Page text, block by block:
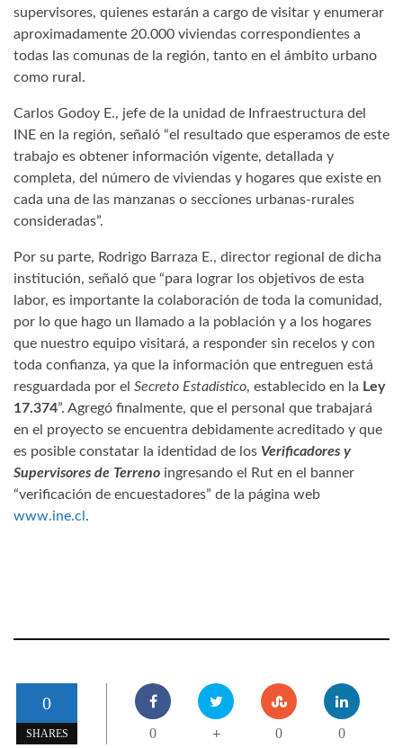
supervisores, quienes estarán a cargo de visitar y enumerar
aproximadamente 20.000 viviendas correspondientes a
todas las comunas de la región, tanto en el ámbito urbano
como rural.
Carlos Godoy E., jefe de la unidad de Infraestructura del
INE en la región, señaló “el resultado que esperamos de este
trabajo es obtener información vigente, detallada y
completa, del número de viviendas y hogares que existe en
cada una de las manzanas o secciones urbanas-rurales
consideradas”.
Por su parte, Rodrigo Barraza E., director regional de dicha
institución, señaló que “para lograr los objetivos de esta
labor, es importante la colaboración de toda la comunidad,
por lo que hago un llamado a la población y a los hogares
que nuestro equipo visitará, a responder sin recelos y con
toda confianza, ya que la información que entreguen está
resguardada por el Secreto Estadístico, establecido en la Ley
17.374”. Agregó finalmente, que el personal que trabajará
en el proyecto se encuentra debidamente acreditado y que
es posible constatar la identidad de los Verificadores y
Supervisores de Terreno ingresando el Rut en el banner
“verificación de encuestadores” de la página web
www.ine.cl .
0
SHARES 0 + 0 0